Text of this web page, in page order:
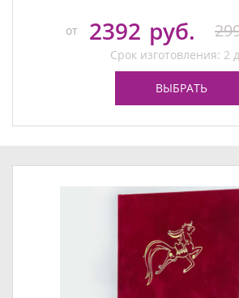
от 2392 руб.
Срок изготовления: 2
ВЫБРАТЬ